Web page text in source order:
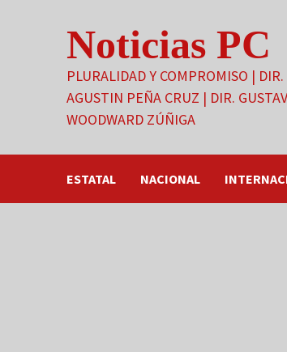
Noticias PC
PLURALIDAD Y COMPROMISO | DIR.
AGUSTIN PEÑA CRUZ | DIR.
WOODWARD ZÚÑIGA
ESTATAL NACIONAL